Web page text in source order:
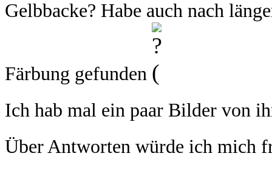
Gelbbacke? Habe auch nach
Färbung gefunden
Ich hab mal ein paar Bilder von
Über Antworten würde ich mich